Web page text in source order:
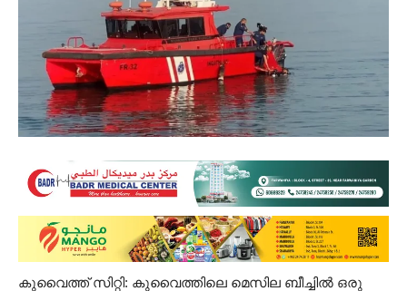
കുവൈത്ത് സിറ്റി: കുവൈത്തിലെ മെസില ബീച്ചിൽ ഒരു